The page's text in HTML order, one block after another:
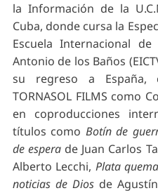
la Información de la
Cuba, donde cursa la
Escuela Internacional
Antonio de los Baños
su regreso a España,
TORNASOL FILMS como
en coproducciones
títulos como Botín de
de espera de Juan Carlos
Alberto Lecchi, Plata
noticias de Dios de